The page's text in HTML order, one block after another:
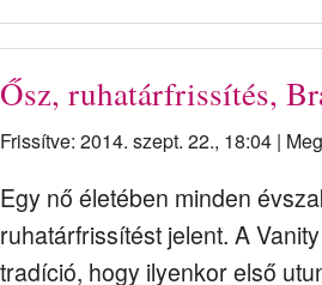
Ősz, ruhatárfrissítés,
Frissítve: 2014. szept. 22., 18:04 |
Egy nő életében minden
ruhatárfrissítést jelent. A
tradíció, hogy ilyenkor első